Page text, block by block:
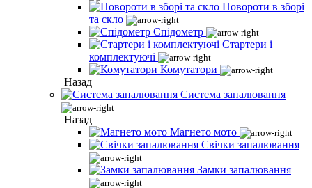
Повороти в зборі
та скло
Спідометр
Стартери і
комплектуючі
Комутатори
Назад
Система запалювання
Назад
Магнето мото
Свічки запалювання
Замки запалювання